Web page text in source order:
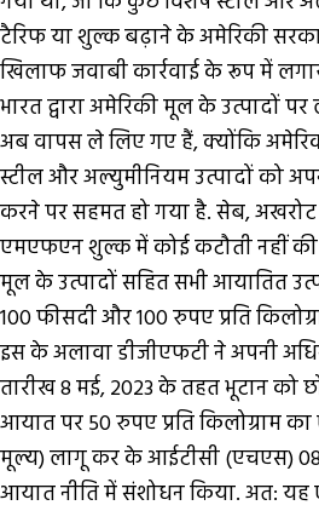
टैरिफ या शुल्क बढ़ाने के अमेरिकी
खिलाफ जवाबी कार्रवाई के रूप में
भारत द्वारा अमेरिकी मूल के उत्पादों
अब वापस ले लिए गए हैं, क्योंकि
स्टील और अल्युमीनियम उत्पादों को
करने पर सहमत हो गया है. सेब,
एमएफएन शुल्क में कोई कटौती नहीं की
मूल के उत्पादों सहित सभी आयातित
100 फीसदी और 100 रुपए प्रति
इस के अलावा डीजीएफटी ने अपनी
तारीख 8 मई, 2023 के तहत भूटान को
आयात पर 50 रुपए प्रति किलोग्राम
मूल्य) लागू कर के आईटीसी (एचएस)
आयात नीति में संशोधन किया. अत: